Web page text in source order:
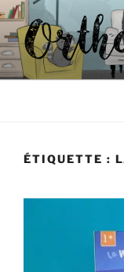
Aller
contenu
principal
Les p'tits carnets
ÉTIQUETTE :